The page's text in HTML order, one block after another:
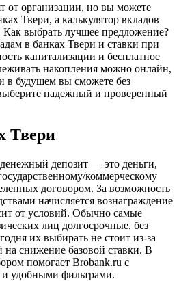
от организации, но вы можете
Твери, а калькулятор вкладов
Как выбрать лучшее предложение?
в банках Твери и ставки при
капитализации и бесплатное
накопления можно онлайн,
в будущем вы сможете без
надежный и проверенный
Твери
депозит — это деньги,
коммерческому
договором. За возможность
начисляется вознаграждение
от условий. Обычно самые
лиц долгосрочные, без
их выбирать не стоит из-за
снижение базовой ставки. В
помогает Brobank.ru с
удобными фильтрами.